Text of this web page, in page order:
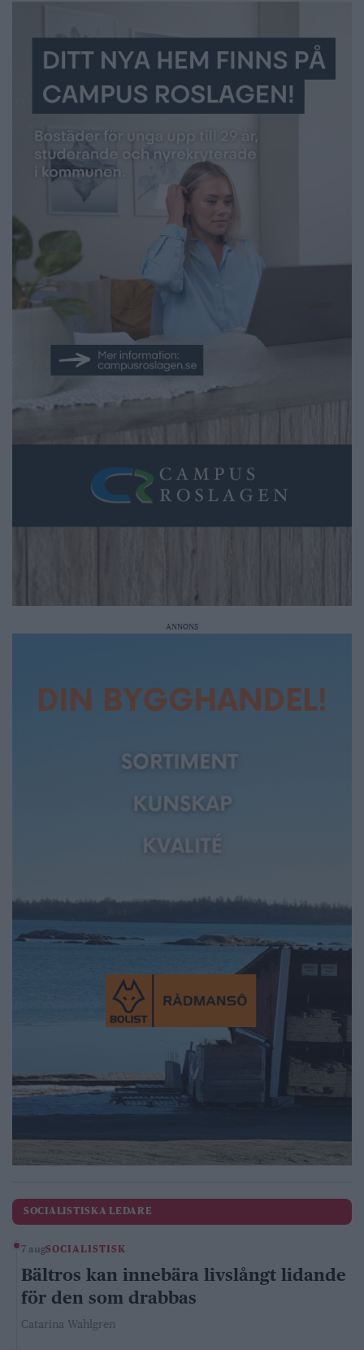
ANNONS
SOCIALISTISKA LEDARE
7 augSOCIALISTISK
Bältros kan innebära livslångt lidande
för den som drabbas
Catarina Wahlgren